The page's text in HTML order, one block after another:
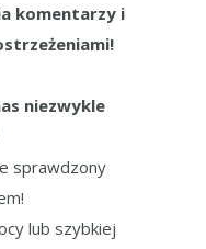
komentarzy i
niezwykle
sprawdzony
lub szybkiej